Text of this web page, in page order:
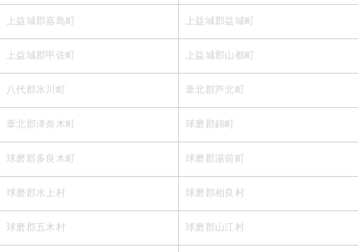
上益城郡嘉島町 上益城郡益城町
上益城郡甲佐町 上益城郡山都町
八代郡氷川町 葦北郡芦北町
葦北郡津奈木町 球磨郡錦町
球磨郡多良木町 球磨郡湯前町
球磨郡水上村 球磨郡相良村
球磨郡五木村 球磨郡山江村